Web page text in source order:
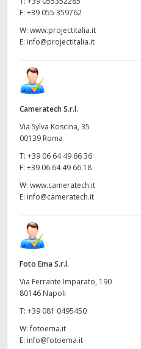
F: +39 055 359762
W: www.projectitalia.it
E: info@projectitalia.it
Cameratech S.r.l.
Via Sylva Koscina, 35
00139 Roma
T: +39 06 64 49 66 36
F: +39 06 64 49 66 18
W: www.cameratech.it
E: info@cameratech.it
Foto Ema S.r.l.
Via Ferrante Imparato, 190
80146 Napoli
T: +39 081 0495450
W:fotoema.it
E: info@fotoema.it